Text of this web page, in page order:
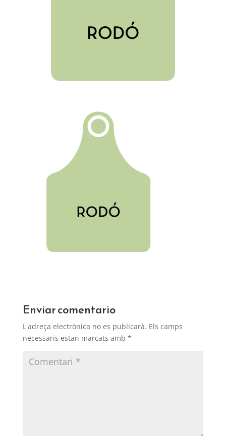
Enviar comentario
L'adreça electrònica no es publicarà. Els camps
necessaris estan marcats amb *